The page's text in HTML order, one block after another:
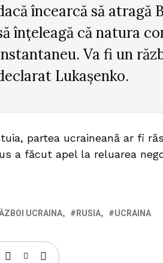
încearcă să atragă
înțeleagă că natura
Va fi un
Lukașenko.
partea ucraineană ar fi
a făcut apel la reluarea
UCRAINA RUSIA UCRAINA